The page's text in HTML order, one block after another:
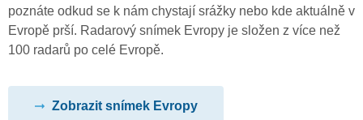
poznáte odkud se k nám chystají srážky nebo kde aktuálně v
Evropě prší. Radarový snímek Evropy je složen z více než
100 radarů po celé Evropě.
Zobrazit snímek Evropy